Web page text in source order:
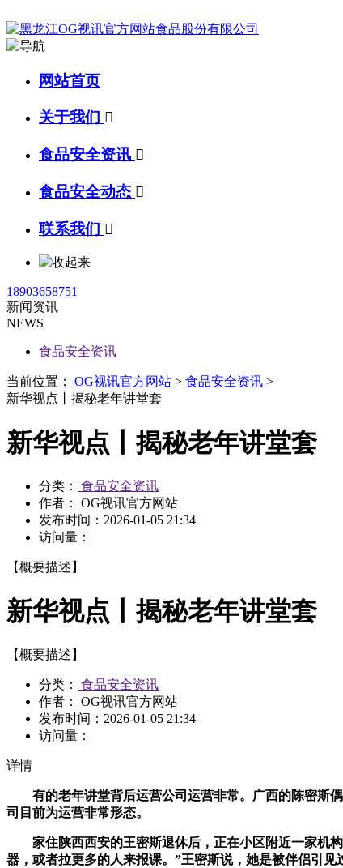
网站首页
关于我们 
食品安全资讯 
食品安全动态 
联系我们 
18903658751
新闻资讯
NEWS
食品安全资讯
当前位置： OG视讯官方网站 > 食品安全资讯 >
新华视点丨揭秘老年讲堂套
新华视点丨揭秘老年讲堂套
分类：
食品安全资讯
作者： OG视讯官方网站
发布时间： 2026-01-05 21:34
访问量：
【概要描述】
新华视点丨揭秘老年讲堂套
【概要描述】
分类：
食品安全资讯
作者： OG视讯官方网站
发布时间： 2026-01-05 21:34
访问量：
详情
有的老年讲堂背后运营公司运营非常。广西的陈密斯偶
司目前为运营非常形态。
家住陕西西安的王密斯退休后，正在小区附近一家机构
器，或者拉更多的人来报课。”王密斯说，她是被伴侣引见